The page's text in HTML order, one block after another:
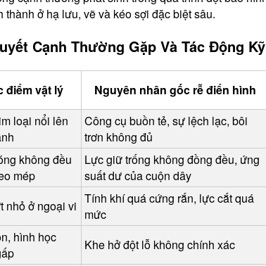
ở hạ lưu, vẽ và kéo sợi đặc biệt sâu.
Cạnh Thường Gặp Và Tác Động
điểm vật lý Nguyên nhân gốc rễ điển hình
loại nổi lên
Công cụ buồn tẻ, sự lệch lạc, bôi
trơn không đủ
không đều
mép
Lực giữ trống không đồng đều, ứng
suất dư của cuộn dây
nhỏ ở ngoại vi Tính khí quá cứng rắn, lực cắt quá
mức
hình học
Khe hở đột lỗ không chính xác